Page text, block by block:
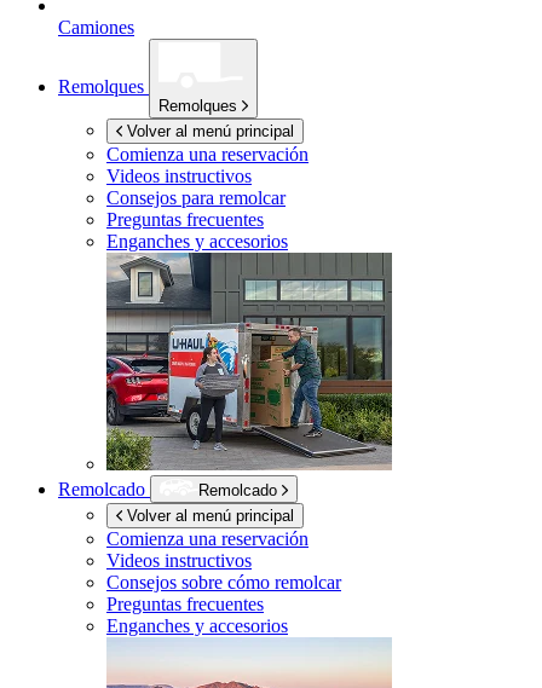
Camiones
Remolques
Remolques
Volver al menú principal
Comienza una reservación
Videos instructivos
Consejos para remolcar
Preguntas frecuentes
Enganches y accesorios
Remolcado
Remolcado
Volver al menú principal
Comienza una reservación
Videos instructivos
Consejos sobre cómo remolcar
Preguntas frecuentes
Enganches y accesorios